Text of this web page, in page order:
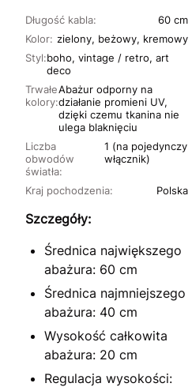
Kolor: zielony, beżowy, kremowy
Styl:boho, vintage / retro, art
deco
Kraj pochodzenia: Polska
Liczba
obwodów
światła:
1 (na pojedynczy
włącznik)
Długość kabla: 60 cm
Trwałe
kolory:
Abażur odporny na
działanie promieni UV,
dzięki czemu tkanina nie
ulega blaknięciu
Szczegóły:
Średnica największego
abażura: 60 cm
Średnica najmniejszego
abażura: 40 cm
Wysokość całkowita
abażura: 20 cm
Regulacja wysokości: